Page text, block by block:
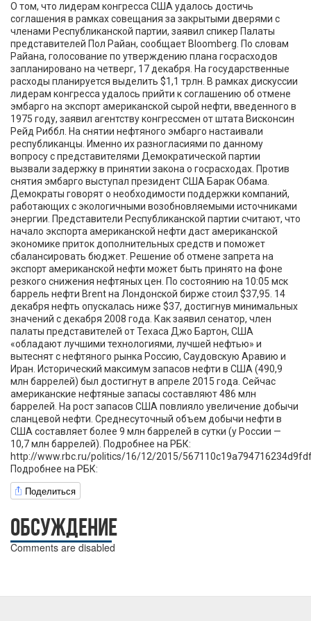
О том, что лидерам конгресса США удалось достичь
соглашения в рамках совещания за закрытыми дверями с
членами Республиканской партии, заявил спикер Палаты
представителей Пол Райан, сообщает Bloomberg. По словам
Райана, голосование по утверждению плана госрасходов
запланировано на четверг, 17 декабря. На государственные
расходы планируется выделить $1,1 трлн. В рамках дискуссии
лидерам конгресса удалось прийти к соглашению об отмене
эмбарго на экспорт американской сырой нефти, введенного в
1975 году, заявил агентству конгрессмен от штата Висконсин
Рейд Риббл. На снятии нефтяного эмбарго настаивали
республиканцы. Именно их разногласиями по данному
вопросу с представителями Демократической партии
вызвали задержку в принятии закона о госрасходах. Против
снятия эмбарго выступал президент США Барак Обама.
Демократы говорят о необходимости поддержки компаний,
работающих с экологичными возобновляемыми источниками
энергии. Представители Республиканской партии считают, что
начало экспорта американской нефти даст американской
экономике приток дополнительных средств и поможет
сбалансировать бюджет. Решение об отмене запрета на
экспорт американской нефти может быть принято на фоне
резкого снижения нефтяных цен. По состоянию на 10:05 мск
баррель нефти Brent на Лондонской бирже стоил $37,95. 14
декабря нефть опускалась ниже $37, достигнув минимальных
значений с декабря 2008 года. Как заявил сенатор, член
палаты представителей от Техаса Джо Бартон, США
«обладают лучшими технологиями, лучшей нефтью» и
вытеснят с нефтяного рынка Россию, Саудовскую Аравию и
Иран. Исторический максимум запасов нефти в США (490,9
млн баррелей) был достигнут в апреле 2015 года. Сейчас
американские нефтяные запасы составляют 486 млн
баррелей. На рост запасов США повлияло увеличение добычи
сланцевой нефти. Среднесуточный объем добычи нефти в
США составляет более 9 млн баррелей в сутки (у России —
10,7 млн баррелей). Подробнее на РБК:
http://www.rbc.ru/politics/16/12/2015/
Подробнее на РБК:
Поделиться
ОБСУЖДЕНИЕ
Comments are disabled